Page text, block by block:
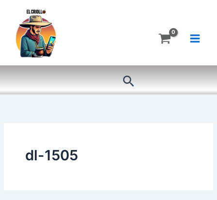
contenido
Buscar
dl-1505